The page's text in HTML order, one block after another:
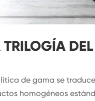
de gama se
homogéneos